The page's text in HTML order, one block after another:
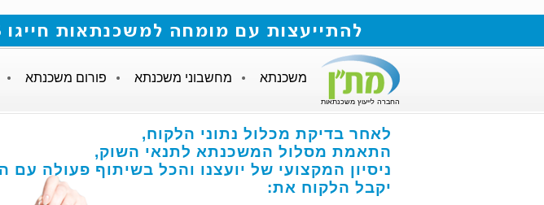
להתייעצות עם מומחה למשכנתאות חייגו 073-211-26-85 או מלאו את הטופס
החברה לייעוץ משכנתאות
משכנתא מחשבוני משכנתא פורום משכנתא
לאחר בדיקת מכלול נתוני הלקוח,
התאמת מסלול המשכנתא לתנאי השוק,
ניסיון המקצועי של יועצנו והכל בשיתוף פעולה עם
יקבל הלקוח את: